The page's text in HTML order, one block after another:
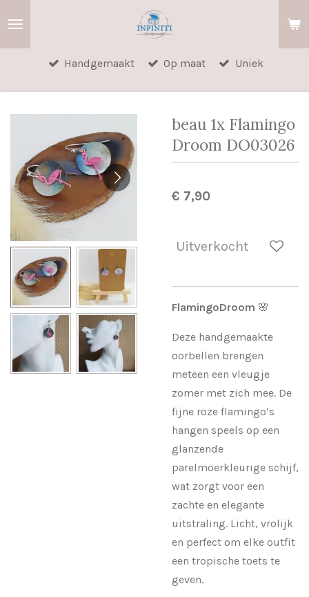
hoofdinhoud
Handgemaakt Op maat Uniek
beau 1x Flamingo
Droom DO03026
€ 7,90
Uitverkocht
FlamingoDroom 🌸
Deze handgemaakte
oorbellen brengen
meteen een vleugje
zomer met zich mee. De
fijne roze flamingo’s
hangen speels op een
glanzende
parelmoerkleurige schijf,
wat zorgt voor een
zachte en elegante
uitstraling. Licht, vrolijk
en perfect om elke outfit
een tropische toets te
geven.